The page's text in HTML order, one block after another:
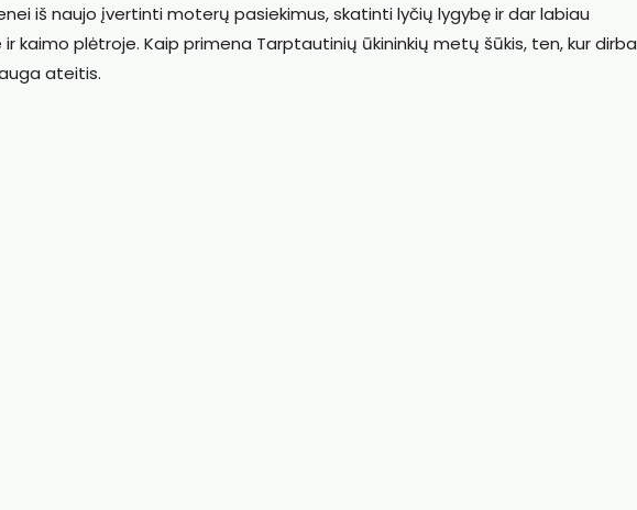
iš naujo įvertinti moterų pasiekimus, skatinti lyčių lygybę ir dar labiau
kaimo plėtroje. Kaip primena Tarptautinių ūkininkių metų šūkis, ten, kur dirba
ateitis.